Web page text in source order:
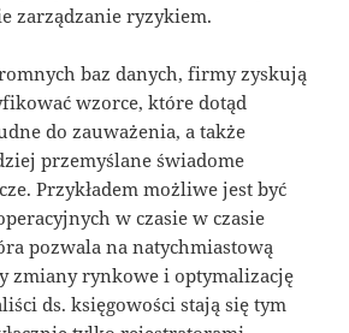
zarządzanie ryzykiem.
baz danych, firmy zyskują
wzorce, które dotąd
do zauważenia, a także
przemyślane świadome
Przykładem możliwe jest być
w czasie w czasie
pozwala na natychmiastową
zmiany rynkowe i optymalizację
ds. księgowości stają się tym